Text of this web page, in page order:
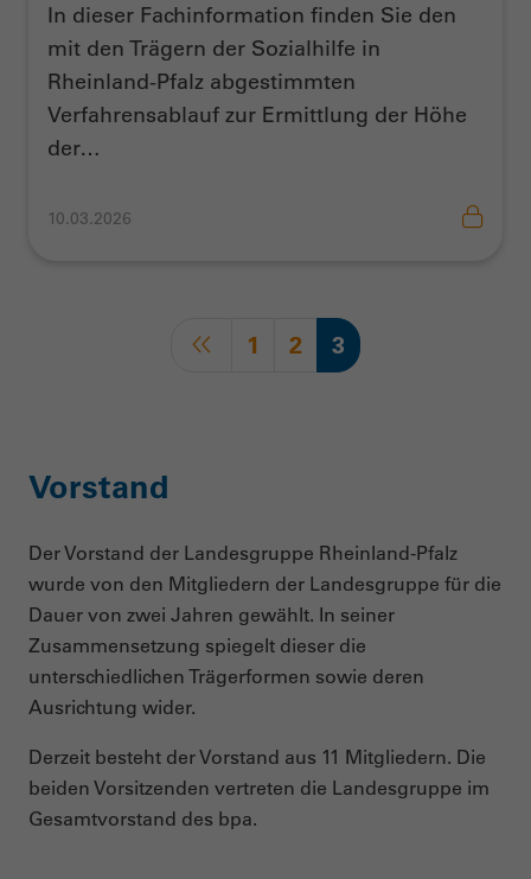
In dieser Fachinformation finden Sie den
mit den Trägern der Sozialhilfe in
Rheinland-Pfalz abgestimmten
Verfahrensablauf zur Ermittlung der Höhe
der…
10.03.2026
1 2 3
Vorstand
Der Vorstand der Landesgruppe Rheinland-Pfalz
wurde von den Mitgliedern der Landesgruppe für die
Dauer von zwei Jahren gewählt. In seiner
Zusammensetzung spiegelt dieser die
unterschiedlichen Trägerformen sowie deren
Ausrichtung wider.
Derzeit besteht der Vorstand aus 11 Mitgliedern. Die
beiden Vorsitzenden vertreten die Landesgruppe im
Gesamtvorstand des bpa.